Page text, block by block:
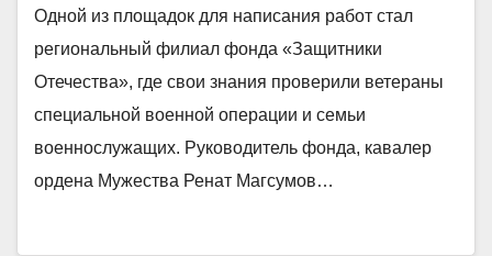
Одной из площадок для написания работ стал
региональный филиал фонда «Защитники
Отечества», где свои знания проверили ветераны
специальной военной операции и семьи
военнослужащих. Руководитель фонда, кавалер
ордена Мужества Ренат Магсумов…